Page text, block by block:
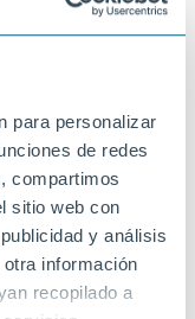
para personalizar
de redes
compartimos
sitio web con
y análisis
información
recopilado a